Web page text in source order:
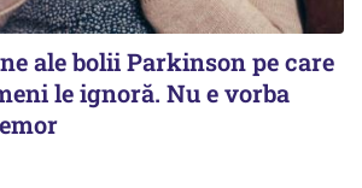
ale bolii Parkinson pe care
le ignoră. Nu e vorba